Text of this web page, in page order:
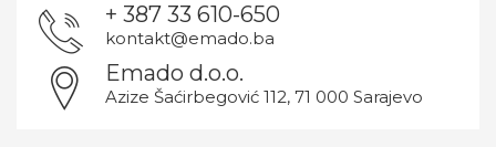
+ 387 33 610-650
kontakt@emado.ba
Emado d.o.o.
Azize Šaćirbegović 112, 71 000 Sarajevo